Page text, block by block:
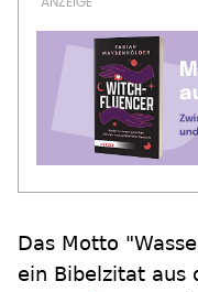
Das Motto
ein Bibelzitat aus